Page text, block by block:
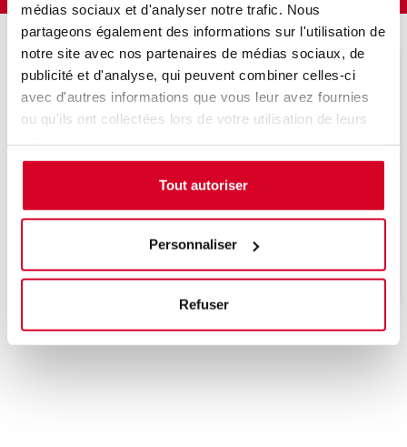
médias sociaux et d'analyser notre trafic. Nous
partageons également des informations sur l'utilisation de
notre site avec nos partenaires de médias sociaux, de
publicité et d'analyse, qui peuvent combiner celles-ci
avec d'autres informations que vous leur avez fournies
ou qu'ils ont collectées lors de votre utilisation de leurs
Tout autoriser
Personnaliser
Refuser
Veuillez décrire votre situation
pas à nous contacter pour être informé de la
prochaine session de formation.